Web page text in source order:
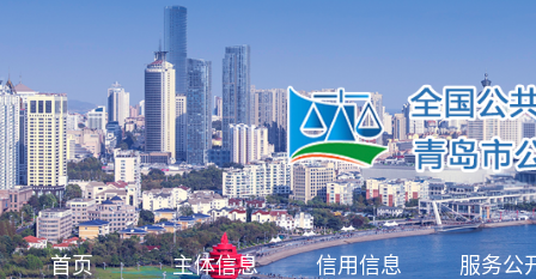
首页 主体信息 信用信息 服务公